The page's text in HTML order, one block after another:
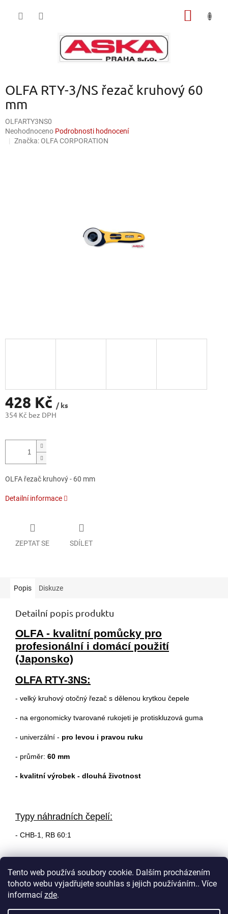
Tento web používá soubory cookie. Dalším procházením
tohoto webu vyjadřujete souhlas s jejich používáním.. Více
informací zde.
OLFA RTY-3/NS řezač kruhový 60
mm
OLFARTY3NS0
Průměrné
hodnocení
Neohodnoceno Podrobnosti hodnocení
Značka: OLFA CORPORATION
428 Kč / ks
354 Kč bez DPH
cena:
OLFA řezač kruhový - 60 mm
Detailní informace
ZEPTAT SE SDÍLET
Popis Diskuze
Detailní popis produktu
OLFA - kvalitní pomůcky pro
profesionální i domácí použití
(Japonsko)
OLFA RTY-3NS:
- velký kruhový otočný řezač s dělenou krytkou čepele
- na ergonomicky tvarované rukojeti je protiskluzová guma
- univerzální - pro levou i pravou ruku
- průměr: 60 mm
- kvalitní výrobek - dlouhá životnost
Typy náhradních čepelí:
- CHB-1, RB 60:1